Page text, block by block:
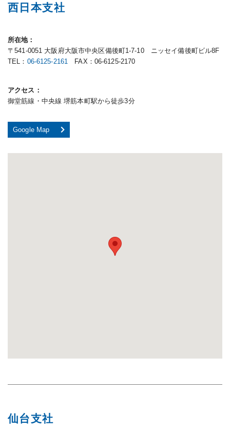
西日本支社
所在地
〒541-0051 大阪府大阪市中央区備後町1-7-10 ニッセイ備後町ビル8F
TEL： 06-6125-2161 FAX：06-6125-2170
アクセス
御堂筋線・中央線 堺筋本町駅から徒歩3分
Google Map
仙台支社